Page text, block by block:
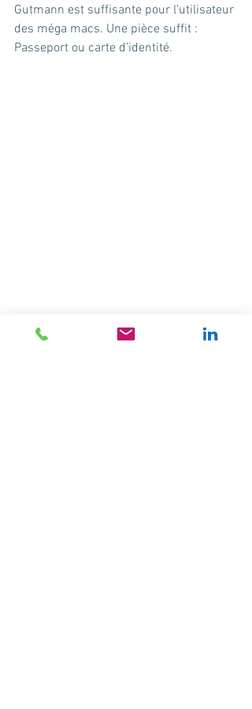
Gutmann est suffisante pour l’utilisateur
des méga macs. Une pièce suffit :
Passeport ou carte d’identité.